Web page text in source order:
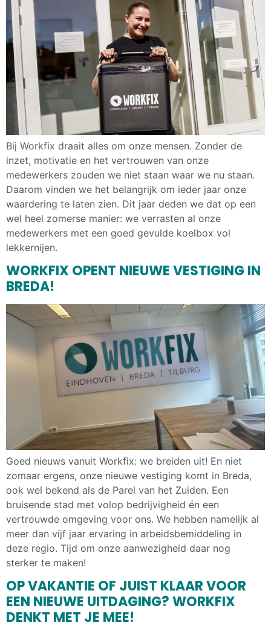
Bij Workfix draait alles om onze mensen. Zonder de
inzet, motivatie en het vertrouwen van onze
medewerkers zouden we niet staan waar we nu staan.
Daarom vinden we het belangrijk om ieder jaar onze
waardering te laten zien. Dit jaar deden we dat op een
wel heel zomerse manier: we verrasten al onze
medewerkers met een goed gevulde koelbox vol
lekkernijen.
WORKFIX OPENT NIEUWE VESTIGING IN
BREDA!
Goed nieuws vanuit Workfix: we breiden uit! En niet
zomaar ergens, onze nieuwe vestiging komt in Breda,
ook wel bekend als de Parel van het Zuiden. Een
bruisende stad met volop bedrijvigheid én een
vertrouwde omgeving voor ons. We hebben namelijk al
meer dan vijf jaar ervaring in arbeidsbemiddeling in
deze regio. Tijd om onze aanwezigheid daar nog
sterker te maken!
OP VAKANTIE OF JUIST KLAAR VOOR
EEN NIEUWE UITDAGING? WORKFIX
DENKT MET JE MEE!